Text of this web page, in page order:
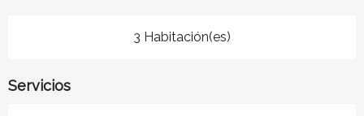
3 Habitación(es)
Servicios